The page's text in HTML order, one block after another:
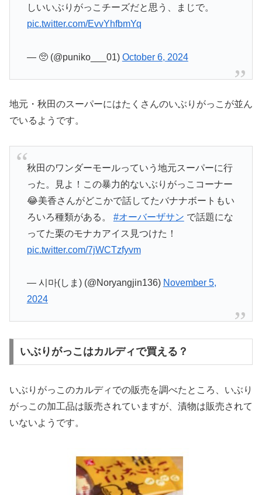
しいいぶりがっこチーズだと思う、まじで。
pic.twitter.com/EvvYhfbmYq
— 🥺 (@puniko___01) October 6, 2024
地元・秋田のスーパーにはたくさんのいぶりがっこが並ん
でいるようです。
秋田のワンダーモールっていう地元スーパーに行
った。見よ！この暴力的ないぶりがっこコーナー
😂美香さんがどこかで話してたバナナボートもい
ろいろ種類がある。 #オーバーザサン で話題にな
ってた栗のモナカアイス見つけた！
pic.twitter.com/7jWCTzfyvm
— 시마(しま) (@Noryangjin136) November 5,
2024
いぶりがっこはカルディで買える？
いぶりがっこのカルディでの販売を調べたところ、いぶり
がっこの加工品は販売されていますが、漬物は販売されて
いないようです。